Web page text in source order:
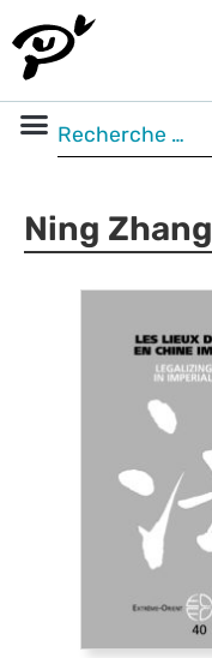
Ning Zhang